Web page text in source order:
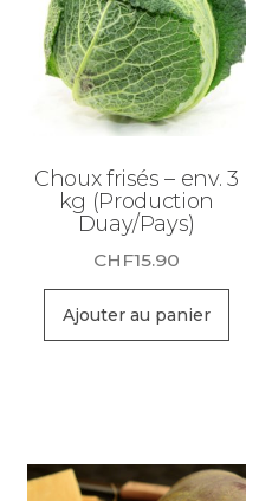
Choux frisés – env. 3
kg (Production
Duay/Pays)
CHF15.90
Ajouter au panier